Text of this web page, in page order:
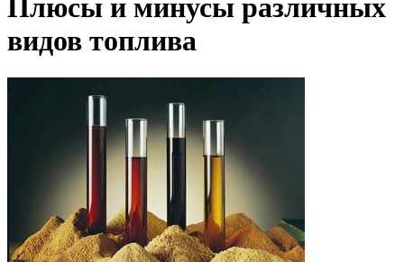
Плюсы и минусы различных
видов топлива